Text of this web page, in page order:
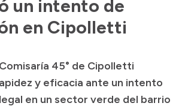
un intento de
en Cipolletti
45° de Cipolletti
y eficacia ante un intento
en un sector verde del barrio